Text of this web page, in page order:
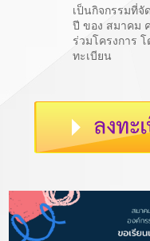
เป็นกิจกรรมที่
ปี ของ สมาคม
ร่วมโครงการ
ทะเบียน